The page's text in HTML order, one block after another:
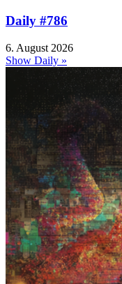
Daily #786
6. August 2026
Show Daily »